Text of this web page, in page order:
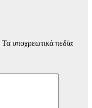
Τα υποχρεωτικά πεδία